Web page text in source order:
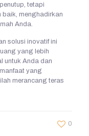
tetapi
baik, menghadirkan
Anda.
solusi inovatif ini
yang lebih
untuk Anda dan
yang
merancang teras
0